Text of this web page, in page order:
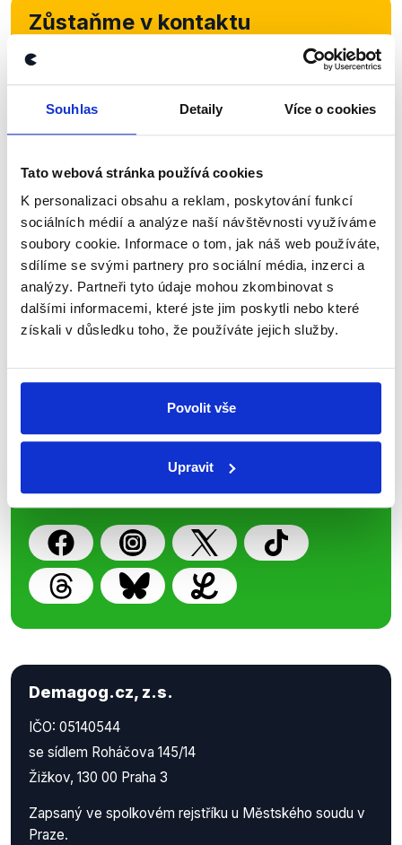
Souhlas Detaily Více o cookies
Tato webová stránka používá cookies
K personalizaci obsahu a reklam, poskytování funkcí
sociálních médií a analýze naší návštěvnosti využíváme
soubory cookie. Informace o tom, jak náš web používáte,
sdílíme se svými partnery pro sociální média, inzerci a
analýzy. Partneři tyto údaje mohou zkombinovat s
dalšími informacemi, které jste jim poskytli nebo které
získali v důsledku toho, že používáte jejich služby.
Povolit vše
Upravit
Zůstaňme v kontaktu
Přihlaste se k odběru našeho
kanálu, kde pravidelně přinášíme
Začněte nás odebírat, a mějte tak
přehled o tom, jaké dezinformace a
nepravdy se zrovna v Česku šíří.
Newsletter WhatsApp
Sociální sítě
Nenechte si ujít nejnovější události
z Demagog.cz. Sdílením našich
příspěvků přátelům podpoříte naši
práci.
Demagog.cz, z.s.
IČO: 05140544
se sídlem Roháčova 145/14
Žižkov, 130 00 Praha 3
Zapsaný ve spolkovém rejstříku u Městského soudu v
Praze.